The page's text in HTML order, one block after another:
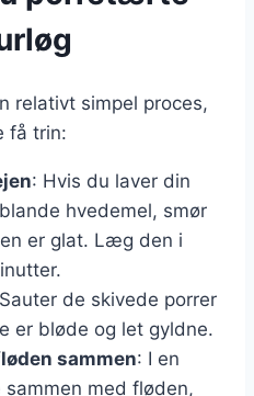
relativt simpel proces,
få trin:
: Hvis du laver din
hvedemel, smør
er glat. Læg den i
de skivede porrer
er bløde og let gyldne.
sammen: I en
med fløden,